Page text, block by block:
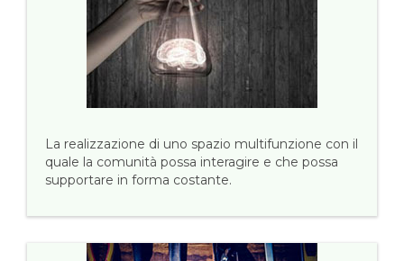
La realizzazione di uno spazio multifunzione con il
quale la comunità possa interagire e che possa
supportare in forma costante.